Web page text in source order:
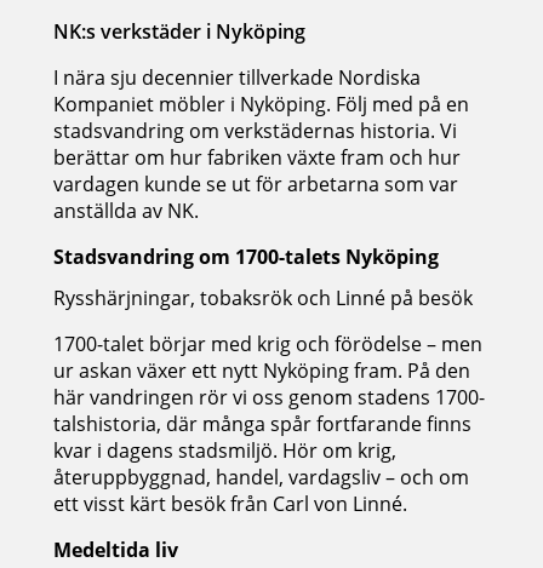
NK:s verkstäder i Nyköping
I nära sju decennier tillverkade Nordiska
Kompaniet möbler i Nyköping. Följ med på en
stadsvandring om verkstädernas historia. Vi
berättar om hur fabriken växte fram och hur
vardagen kunde se ut för arbetarna som var
anställda av NK.
Stadsvandring om 1700-talets Nyköping
Rysshärjningar, tobaksrök och Linné på besök
1700-talet börjar med krig och förödelse – men
ur askan växer ett nytt Nyköping fram. På den
här vandringen rör vi oss genom stadens 1700-
talshistoria, där många spår fortfarande finns
kvar i dagens stadsmiljö. Hör om krig,
återuppbyggnad, handel, vardagsliv – och om
ett visst kärt besök från Carl von Linné.
Medeltida liv